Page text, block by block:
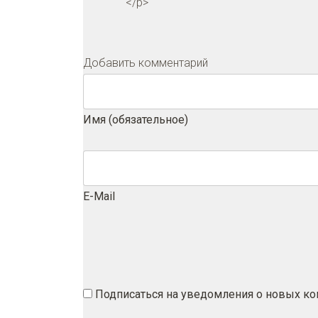
Добавить комментарий
Имя (обязательное)
E-Mail
Подписаться на уведомления о новых